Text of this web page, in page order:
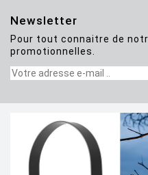
CINNA
CLASSICON
CRASSEVIG
DESIGN HOUSE STOCKHOLM
DRIADE
Newsletter
Pour tout connaitre de
promotionnelles.